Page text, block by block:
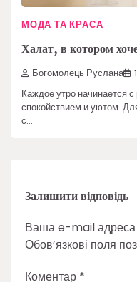
МОДА ТА КРАСА
Халат, в котором
Богомолець Руслана
Каждое утро начинается
спокойствием и уютом.
с…
Залишити відповідь
Ваша e-mail адреса
Обов’язкові поля
Коментар *